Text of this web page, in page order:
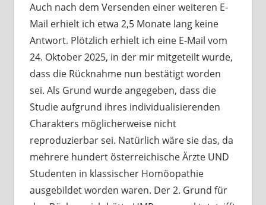
Auch nach dem Versenden einer weiteren E-
Mail erhielt ich etwa 2,5 Monate lang keine
Antwort. Plötzlich erhielt ich eine E-Mail vom
24. Oktober 2025, in der mir mitgeteilt wurde,
dass die Rücknahme nun bestätigt worden
sei. Als Grund wurde angegeben, dass die
Studie aufgrund ihres individualisierenden
Charakters möglicherweise nicht
reproduzierbar sei. Natürlich wäre sie das, da
mehrere hundert österreichische Ärzte UND
Studenten in klassischer Homöopathie
ausgebildet worden waren. Der 2. Grund für